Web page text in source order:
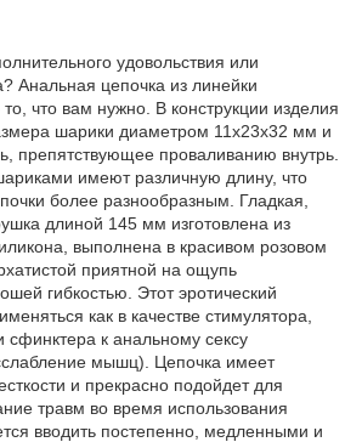
удовольствия или
Анальная цепочка из линейки
что вам нужно. В конструкции изделия
шарики диаметром 11x23x32 мм и
препятствующее проваливанию внутрь.
имеют различную длину, что
более разнообразным. Гладкая,
длиной 145 мм изготовлена из
выполнена в красивом розовом
приятной на ощупь
гибкостью. Этот эротический
как в качестве стимулятора,
сфинктера к анальному сексу
мышц). Цепочка имеет
и прекрасно подойдет для
травм во время использования
вводить постепенно, медленными и